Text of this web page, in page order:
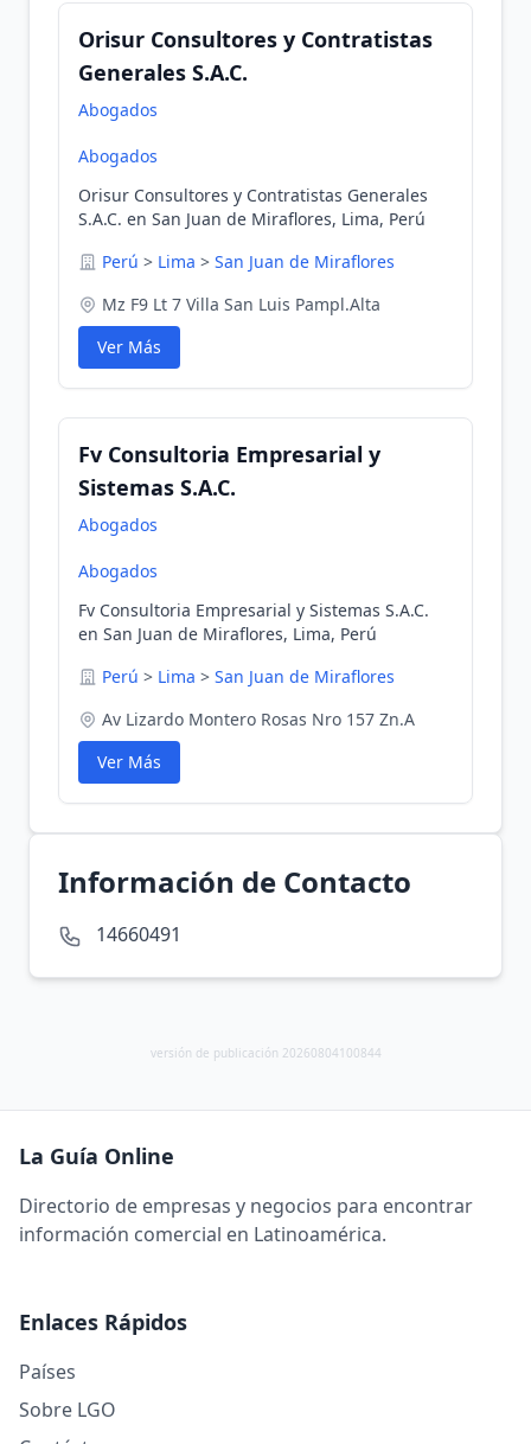
Orisur Consultores y Contratistas
Generales S.A.C.
Abogados
Abogados
Orisur Consultores y Contratistas Generales
S.A.C. en San Juan de Miraflores, Lima, Perú
Perú > Lima > San Juan de Miraflores
Mz F9 Lt 7 Villa San Luis Pampl.Alta
Ver Más
Fv Consultoria Empresarial y
Sistemas S.A.C.
Abogados
Abogados
Fv Consultoria Empresarial y Sistemas S.A.C.
en San Juan de Miraflores, Lima, Perú
Perú > Lima > San Juan de Miraflores
Av Lizardo Montero Rosas Nro 157 Zn.A
Ver Más
Información de Contacto
14660491
versión de publicación 20260804100844
La Guía Online
Directorio de empresas y negocios para encontrar
información comercial en Latinoamérica.
Enlaces Rápidos
Países
Sobre LGO